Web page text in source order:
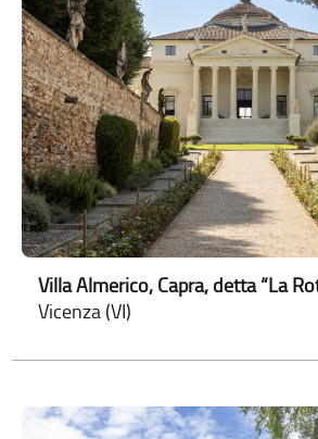
Villa Almerico, Capra, detta “La
Vicenza (VI)